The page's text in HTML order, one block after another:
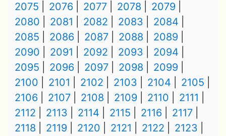
2075
2076 2077 2078
2079
2080
2081 2082 2083
2084
2085
2086 2087 2088
2089
2090
2091 2092 2093
2094
2095
2096 2097 2098
2099
2100
2101 2102 2103 2104
2105
2106
2107 2108 2109 2110
2111
2112
2113 2114 2115 2116
2117
2118
2119 2120 2121 2122 2123